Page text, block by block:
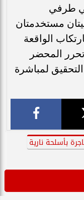
طرفي
مستخدمتان
الواقعة
المحضر
لمباشرة
بأسلحة نارية